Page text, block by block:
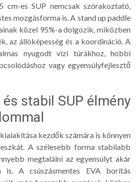
cm-es SUP nemcsak szórakoztató,
mozgásforma is. A stand up paddle
közel 95%-a dolgozik, miközben
az állóképesség és a koordináció. A
nyugodt vízi túrákhoz, hobbi
vagy egyensúlyfejlesztő
stabil SUP élmény
kezdők számára is könnyen
A szélesebb forma stabilabb
megtalálni az egyensúlyt akár
is. A csúszásmentes EVA borítás